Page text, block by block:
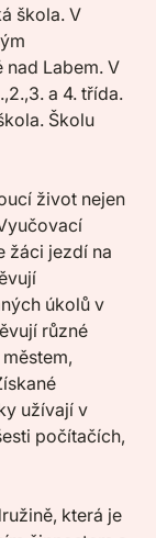
škola. V
Labem. V
a 4. třída.
Školu
život nejen
žáci jezdí na
úkolů v
různé
užívají v
počítačích,
která je